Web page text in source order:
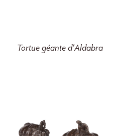
Tortue géante d’Aldabra